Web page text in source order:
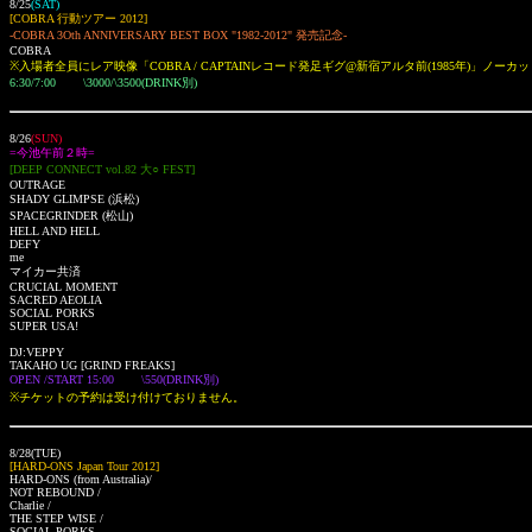
8/25(SAT)
[COBRA 行動ツアー 2012]
-COBRA 3Oth ANNIVERSARY BEST BOX "1982-2012" 発売記念-
COBRA
※入場者全員にレア映像「COBRA / CAPTAINレコード発足ギグ@新宿アルタ前(1985年)」ノーカ
6:30/7:00 \3000/\3500(DRINK別)
8/26(SUN)
=今池午前２時=
[DEEP CONNECT vol.82 大○ FEST]
OUTRAGE
SHADY GLIMPSE (浜松)
SPACEGRINDER (松山)
HELL AND HELL
DEFY
me
マイカー共済
CRUCIAL MOMENT
SACRED AEOLIA
SOCIAL PORKS
SUPER USA!
DJ:VEPPY
TAKAHO UG [GRIND FREAKS]
OPEN /START 15:00 \550(DRINK別)
※チケットの予約は受け付けておりません。
8/28(TUE)
[HARD-ONS Japan Tour 2012]
HARD-ONS (from Australia)/
NOT REBOUND /
Charlie /
THE STEP WISE /